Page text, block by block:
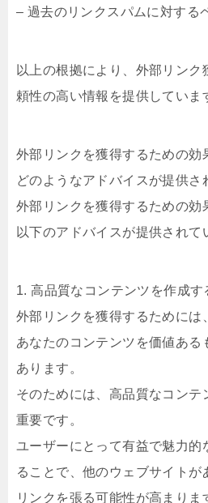
– 過去のリンクスパムに対する
以上の根拠により、外部リンク
頼性の高い情報を提供していま
外部リンクを獲得するための効
どのようなアドバイスが提供さ
外部リンクを獲得するための効
以下のアドバイスが提供されて
1. 高品質なコンテンツを作成す
外部リンクを獲得するためには
あなたのコンテンツを価値ある
あります。
そのためには、高品質なコンテ
重要です。
ユーザーにとって有益で魅力的
ることで、他のウェブサイトが
リンクを張る可能性が高まりま